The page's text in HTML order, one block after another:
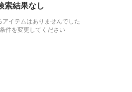
索結果なし
アイテムはありませんでした
件を変更してください